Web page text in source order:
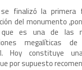
finalizó la primera
del monumento
es una de las
megalíticas de
Hoy constituye
por supuesto